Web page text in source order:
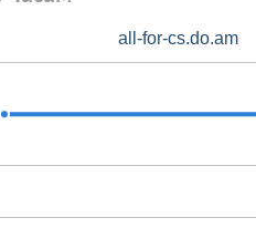
all-for-cs.do.am